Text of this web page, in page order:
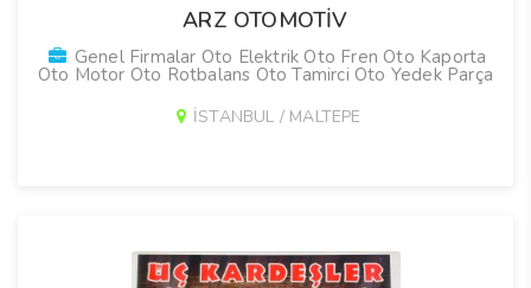
ARZ OTOMOTİV
Genel Firmalar Oto Elektrik Oto Fren Oto Kaporta
Oto Motor Oto Rotbalans Oto Tamirci Oto Yedek Parça
İSTANBUL / MALTEPE